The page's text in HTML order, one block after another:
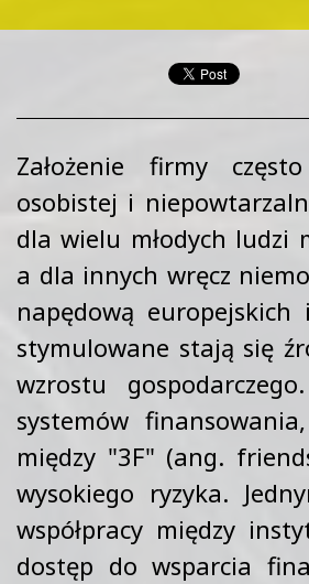
Założenie firmy
osobistej i
dla wielu młodych ludzi
a dla innych wręcz
napędową
stymulowane stają się
wzrostu
systemów
między "3F" (ang.
wysokiego ryzyka.
współpracy między
dostęp do wsparcia